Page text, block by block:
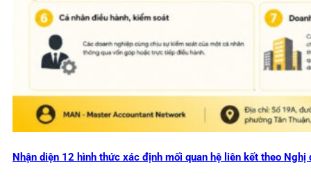
Nhận diện 12 hình thức xác định mối quan hệ liên kết theo